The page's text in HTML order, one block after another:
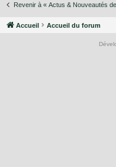
Revenir à « Actus & Nouveautés
Accueil Accueil du forum